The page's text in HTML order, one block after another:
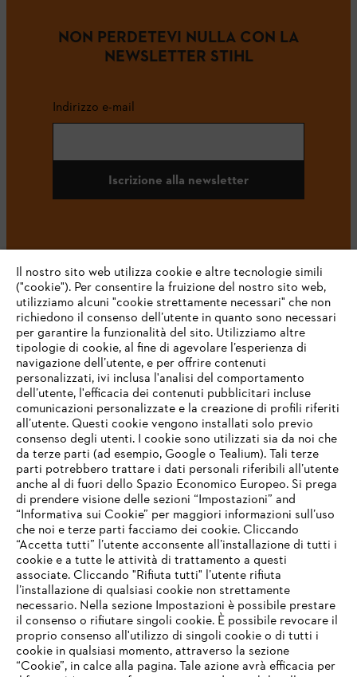
NON PERDETEVI NULLA CON LA
NEWSLETTER STIHL
Indirizzo e-mail
Iscrizione alla newsletter
#STIHL
L’azienda
STIHL FAQ
Service
Termini e condizioni generali Privacy policy
Note legali Cookies Informazioni legali
IHR BROWSER WIRD NICHT
UNTERSTÜTZT
Sie nutzen einen Browser, den wir noch nicht unterstützen. Für
eine optimale Nutzung unserer Seite empfehlen wir Ihnen, zu
einem der folgenden Browser zu wechseln:
Il nostro sito web utilizza cookie e altre tecnologie simili
("cookie"). Per consentire la fruizione del nostro sito web,
utilizziamo alcuni "cookie strettamente necessari" che non
richiedono il consenso dell’utente in quanto sono necessari
per garantire la funzionalità del sito. Utilizziamo altre
tipologie di cookie, al fine di agevolare l’esperienza di
navigazione dell’utente, e per offrire contenuti
personalizzati, ivi inclusa l'analisi del comportamento
dell’utente, l'efficacia dei contenuti pubblicitari incluse
comunicazioni personalizzate e la creazione di profili riferiti
all’utente. Questi cookie vengono installati solo previo
consenso degli utenti. I cookie sono utilizzati sia da noi che
da terze parti (ad esempio, Google o Tealium). Tali terze
parti potrebbero trattare i dati personali riferibili all’utente
anche al di fuori dello Spazio Economico Europeo. Si prega
di prendere visione delle sezioni “Impostazioni” and
“Informativa sui Cookie” per maggiori informazioni sull’uso
che noi e terze parti facciamo dei cookie. Cliccando
“Accetta tutti” l’utente acconsente all’installazione di tutti i
cookie e a tutte le attività di trattamento a questi
associate. Cliccando "Rifiuta tutti" l’utente rifiuta
l’installazione di qualsiasi cookie non strettamente
necessario. Nella sezione Impostazioni è possibile prestare
il consenso o rifiutare singoli cookie. È possibile revocare il
proprio consenso all'utilizzo di singoli cookie o di tutti i
cookie in qualsiasi momento, attraverso la sezione
“Cookie”, in calce alla pagina. Tale azione avrà efficacia per